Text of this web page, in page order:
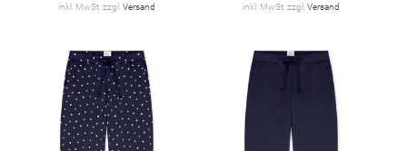
inkl. MwSt. zzgl. Versand inkl. MwSt. zzgl. Versand